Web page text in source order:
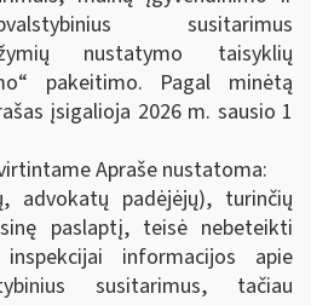
susitarimus
nustatymo taisyklių
pakeitimo. Pagal minėtą
įsigalioja 2026 m. sausio 1
Apraše nustatoma:
advokatų padėjėjų), turinčių
paslaptį, teisė nebeteikti
informacijos apie
susitarimus, tačiau